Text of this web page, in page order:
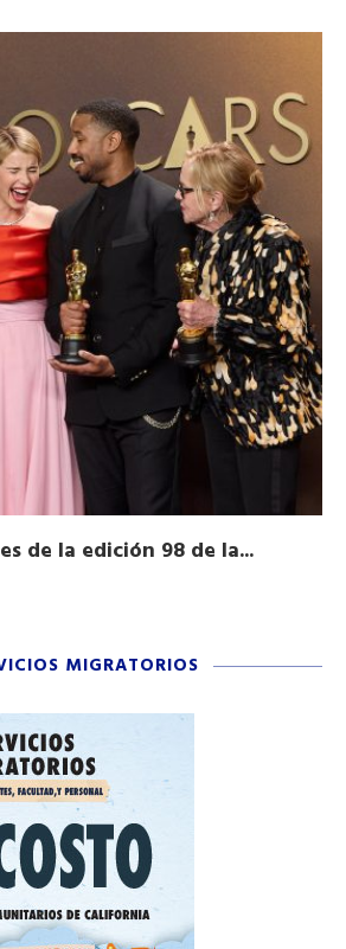
de la edición 98 de la...
MIGRATORIOS